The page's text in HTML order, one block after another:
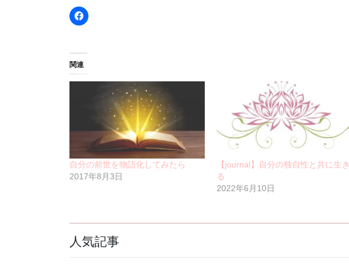
関連
自分の前世を物語化してみたら
2017年8月3日
【journal】自分の独自性と共に生き
る
2022年6月10日
人気記事